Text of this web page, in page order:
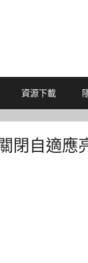
資源下載
閉自適應